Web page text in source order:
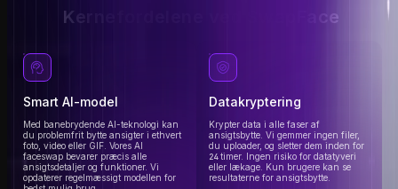
Kernefordelene ved SwapFace
Smart AI-model
Med banebrydende AI-teknologi kan
du problemfrit bytte ansigter i ethvert
foto, video eller GIF. Vores AI
faceswap bevarer præcis alle
ansigtsdetaljer og funktioner. Vi
opdaterer regelmæssigt modellen for
Datakryptering
Krypter data i alle faser af
ansigtsbytte. Vi gemmer ingen filer,
du uploader, og sletter dem inden for
24 timer. Ingen risiko for datatyveri
eller lækage. Kun brugere kan se
resultaterne for ansigtsbytte.